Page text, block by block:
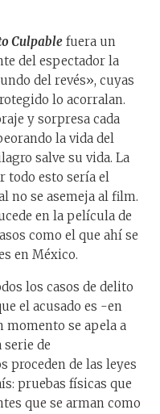
Culpable fuera un
del espectador la
del revés», cuyas
lo acorralan.
y sorpresa cada
la vida del
salve su vida. La
todo esto sería el
no se asemeja al film.
en la película de
como el que ahí se
en México.
los casos de delito
el acusado es -en
se apela a
serie de
proceden de las leyes
pruebas físicas que
que se arman como